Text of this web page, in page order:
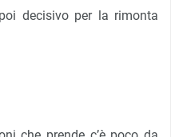
decisivo per la rimonta